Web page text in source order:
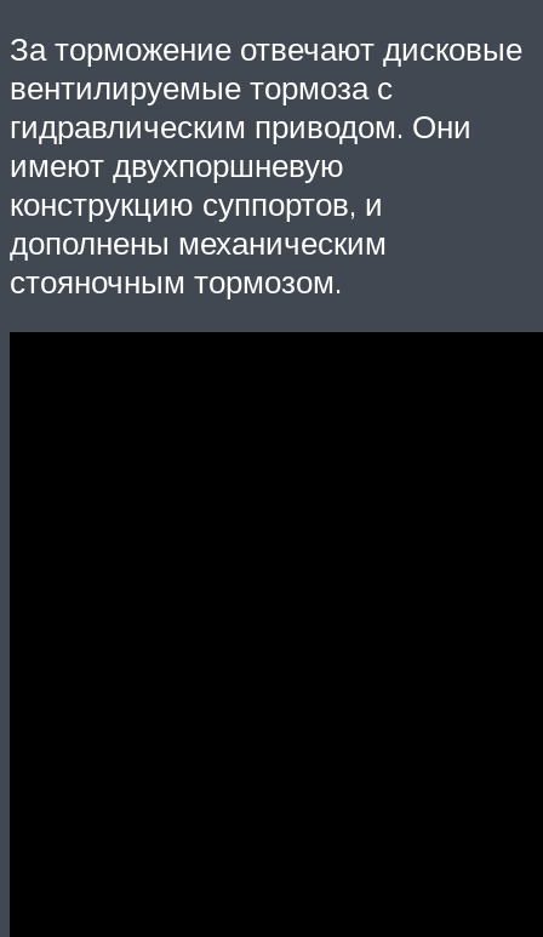
За торможение отвечают дисковые
вентилируемые тормоза с
гидравлическим приводом. Они
имеют двухпоршневую
конструкцию суппортов, и
дополнены механическим
стояночным тормозом.